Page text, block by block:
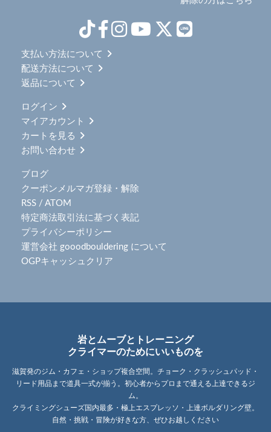
支払い方法について
配送方法について
返品について
ログイン
マイアカウント
カートを見る
お問い合わせ
ブログ
クーポンメルマガ登録・解除
RSS / ATOM
特定商法取引法に基づく表記
プライバシーポリシー
運営会社 gooodbouldering について
OGPキャッシュクリア
岩とムーブとトレーニング
クライマーのためにいいものを
滋賀発のジム・カフェ・ショップ複合空間。チョーク・クラッシュパッド・
リード用品まで道具一式が揃う。初心者からプロまで通える上達できるジ
ム。
クライミングシューズ国内最多・極上エスプレッソ・上達ボルダリング壁。
自然・挑戦・冒険が好きな方、ぜひお越しください